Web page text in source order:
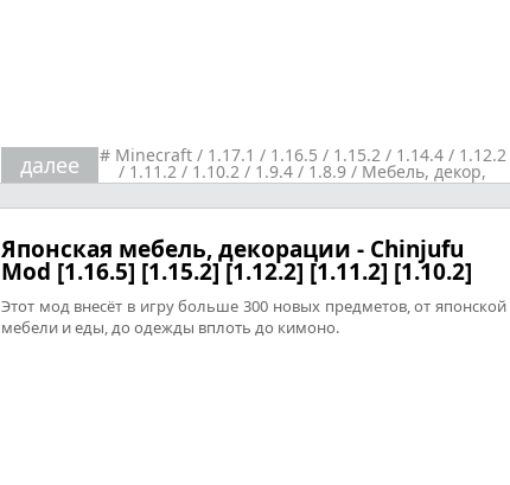
далее # Minecraft/ 1.17.1 / 1.16.5 / 1.15.2/ 1.14.4/ 1.12.2
/ 1.11.2 / 1.10.2 / 1.9.4 / 1.8.9 / Мебель, декор,
техника
Японская мебель, декорации - Chinjufu
Mod [1.16.5] [1.15.2] [1.12.2] [1.11.2] [1.10.2]
Этот мод внесёт в игру больше 300 новых предметов, от японской
мебели и еды, до одежды вплоть до кимоно.